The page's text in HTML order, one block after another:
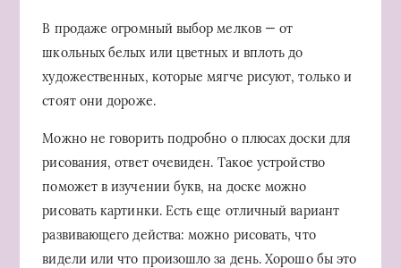
В продаже огромный выбор мелков — от
школьных белых или цветных и вплоть до
художественных, которые мягче рисуют, только и
стоят они дороже.
Можно не говорить подробно о плюсах доски для
рисования, ответ очевиден. Такое устройство
поможет в изучении букв, на доске можно
рисовать картинки. Есть еще отличный вариант
развивающего действа: можно рисовать, что
видели или что произошло за день. Хорошо бы это